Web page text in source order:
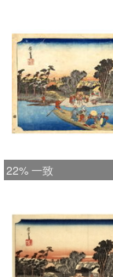
22% 一致